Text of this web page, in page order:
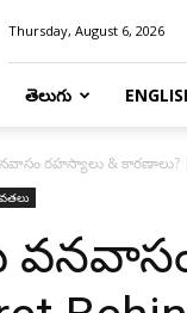
Thursday, August 6, 2026
తెలుగు
రహస్యాలు & కారణాలు? |